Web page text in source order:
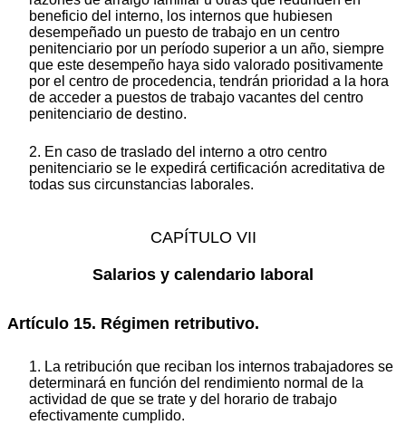
beneficio del interno, los internos que hubiesen
desempeñado un puesto de trabajo en un centro
penitenciario por un período superior a un año, siempre
que este desempeño haya sido valorado positivamente
por el centro de procedencia, tendrán prioridad a la hora
de acceder a puestos de trabajo vacantes del centro
penitenciario de destino.
2. En caso de traslado del interno a otro centro
penitenciario se le expedirá certificación acreditativa de
todas sus circunstancias laborales.
CAPÍTULO VII
Salarios y calendario laboral
Artículo 15. Régimen retributivo.
1. La retribución que reciban los internos trabajadores se
determinará en función del rendimiento normal de la
actividad de que se trate y del horario de trabajo
efectivamente cumplido.